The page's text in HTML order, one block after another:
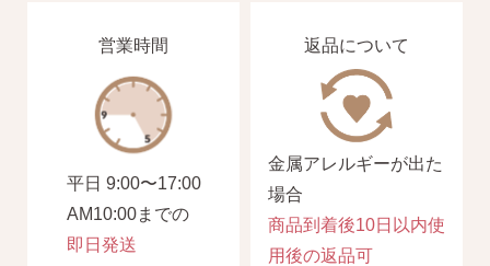
営業時間
平日 9:00〜17:00
AM10:00までの
即日発送
返品について
金属アレルギーが出た
場合
商品到着後10日以内使
用後の返品可